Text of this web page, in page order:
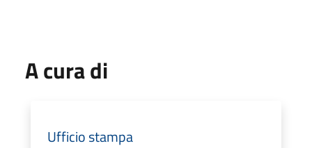
A cura di
Ufficio stampa